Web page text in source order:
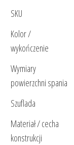
SKU
Kolor /
wykończenie
Wymiary
powierzchni spania
Szuflada
Materiał / cecha
konstrukcji